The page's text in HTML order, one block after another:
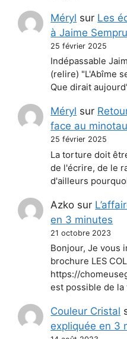
Méryl sur Les
à Jaime
25 février 2025
Indépassable
(relire) "L'Abîme
Que dirait
Méryl sur
face au
25 février 2025
La torture doit
de l'écrire, de le
d'ailleurs
Azko sur
en 3 minutes
21 octobre 2023
Bonjour, Je vous
brochure LES
https://
est possible de
Couleur Cristal
expliquée en 3